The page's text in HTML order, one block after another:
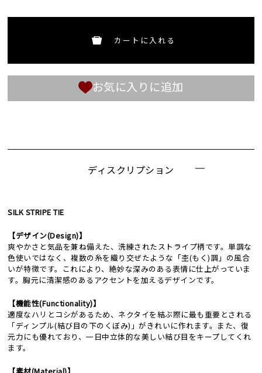
カートに入れる
お気に入りに追加
ディスクリプション
SILK STRIPE TIE
【デザイン(Design)】
爽やかさと気品を兼ね備えた、洗練されたストライプ柄です。単調な
色使いではなく、複数の糸を織り交ぜたような「杢(もく)調」の風合
いが特徴です。これにより、絶妙な深みのある表情に仕上がっていま
す。胸元に清潔感のあるアクセントを加えるデザインです。
【機能性(Functionality)】
適度なハリとコシがあるため、ネクタイを結ぶ際に最も重要とされる
「ディンプル(結び目の下のくぼみ)」がきれいに作れます。また、復
元力にも優れており、一日中立体的な美しい結び目をキープしてくれ
ます。